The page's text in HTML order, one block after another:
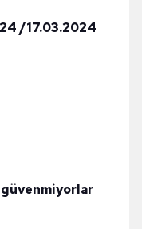
/17.03.2024